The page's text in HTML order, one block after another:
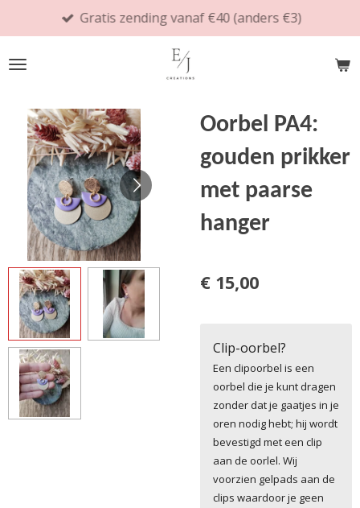
direct
naar
hoofdinhoud
Gratis zending vanaf €40 (anders €3)
Oorbel PA4:
gouden prikker
met paarse
hanger
€ 15,00
Clip-oorbel?
Een clipoorbel is een
oorbel die je kunt dragen
zonder dat je gaatjes in je
oren nodig hebt; hij wordt
bevestigd met een clip
aan de oorlel. Wij
voorzien gelpads aan de
clips waardoor je geen